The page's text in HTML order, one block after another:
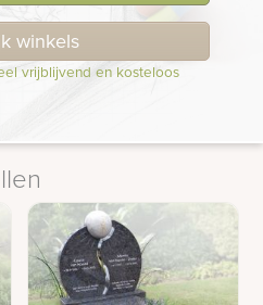
winkels
vrijblijvend en kosteloos